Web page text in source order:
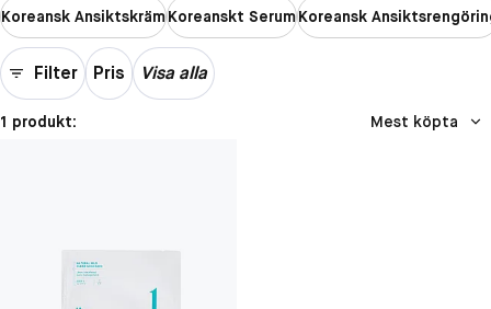
Koreansk AnsiktskrämKoreanskt SerumKoreansk
Filter Pris Visa alla
1 produkt: Mest köpta